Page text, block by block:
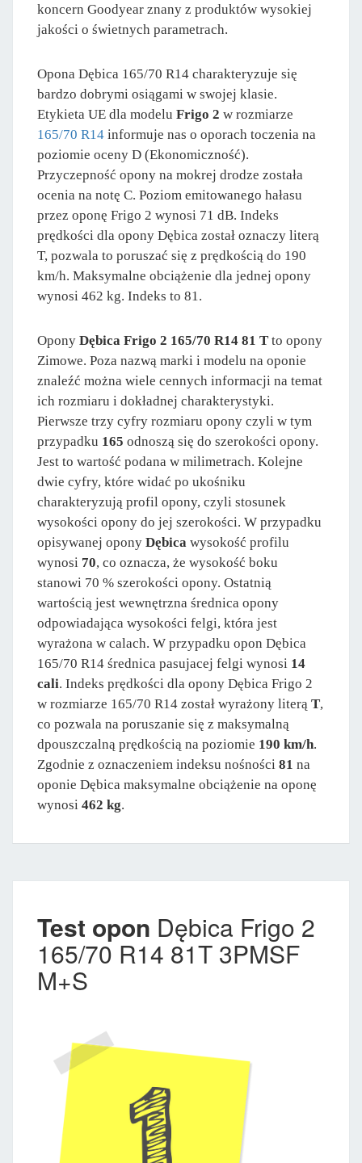
koncern Goodyear znany z produktów wysokiej
jakości o świetnych parametrach.
Opona Dębica 165/70 R14 charakteryzuje się
bardzo dobrymi osiągami w swojej klasie.
Etykieta UE dla modelu Frigo 2 w rozmiarze
165/70 R14 informuje nas o oporach toczenia na
poziomie oceny D (Ekonomiczność).
Przyczepność opony na mokrej drodze została
ocenia na notę C. Poziom emitowanego hałasu
przez oponę Frigo 2 wynosi 71 dB. Indeks
prędkości dla opony Dębica został oznaczy literą
T, pozwala to poruszać się z prędkością do 190
km/h. Maksymalne obciążenie dla jednej opony
wynosi 462 kg. Indeks to 81.
Opony Dębica Frigo 2 165/70 R14 81 T to opony
Zimowe. Poza nazwą marki i modelu na oponie
znaleźć można wiele cennych informacji na temat
ich rozmiaru i dokładnej charakterystyki.
Pierwsze trzy cyfry rozmiaru opony czyli w tym
przypadku 165 odnoszą się do szerokości opony.
Jest to wartość podana w milimetrach. Kolejne
dwie cyfry, które widać po ukośniku
charakteryzują profil opony, czyli stosunek
wysokości opony do jej szerokości. W przypadku
opisywanej opony Dębica wysokość profilu
wynosi 70, co oznacza, że wysokość boku
stanowi 70 % szerokości opony. Ostatnią
wartością jest wewnętrzna średnica opony
odpowiadająca wysokości felgi, która jest
wyrażona w calach. W przypadku opon Dębica
165/70 R14 średnica pasujacej felgi wynosi 14
cali. Indeks prędkości dla opony Dębica Frigo 2
w rozmiarze 165/70 R14 został wyrażony literą T,
co pozwala na poruszanie się z maksymalną
dpouszczalną prędkością na poziomie 190 km/h.
Zgodnie z oznaczeniem indeksu nośności 81 na
oponie Dębica maksymalne obciążenie na oponę
wynosi 462 kg.
Test opon Dębica Frigo 2
165/70 R14 81T 3PMSF
M+S